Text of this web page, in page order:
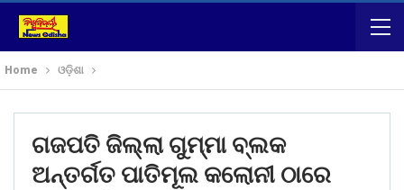
Home ଓଡ଼ିଶା
ଗଜପତି ଜିଲ୍ଲା ଗୁମ୍ମା ବ୍ଲକ
ଅନ୍ତର୍ଗତ ପାତିମୂଲ କଲୋନୀ ଠାରେ